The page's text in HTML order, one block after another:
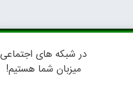
در شبکه های اجتماعی
میزبان شما هستیم!